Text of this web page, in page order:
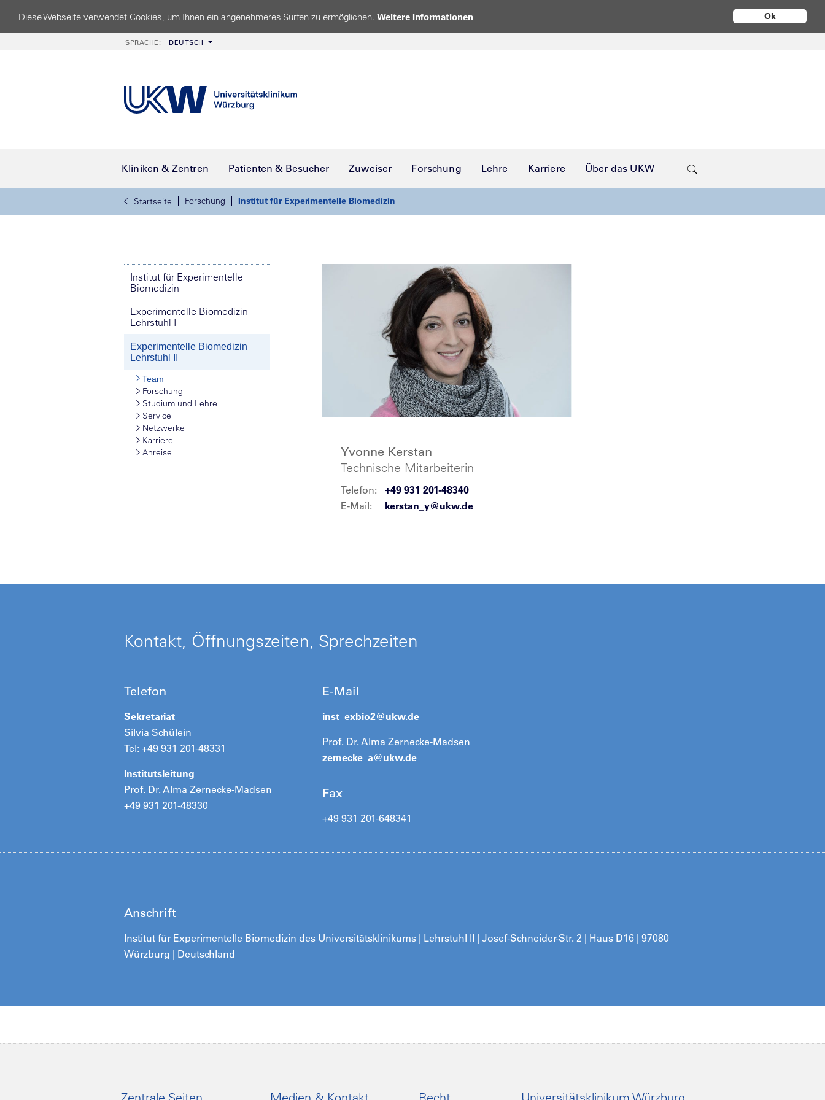
Ok
Diese Webseite verwendet Cookies, um Ihnen ein angenehmeres Surfen zu ermöglichen. Weitere Informationen
SPRACHE: DEUTSCH
Kliniken & Zentren Patienten & Besucher Zuweiser Forschung Lehre Karriere Über das UKW
Startseite Forschung Institut für Experimentelle Biomedizin
Institut für Experimentelle
Biomedizin
Experimentelle Biomedizin
Lehrstuhl I
Experimentelle Biomedizin
Lehrstuhl II
Team
Forschung
Studium und Lehre
Service
Netzwerke
Karriere
Anreise
Yvonne Kerstan
Technische Mitarbeiterin
Telefon:
+49 931 201-48340
E-Mail:
kerstan_y@ukw.de
Kontakt, Öffnungszeiten, Sprechzeiten
Telefon
Sekretariat
Silvia Schülein
Tel: +49 931 201-48331
Institutsleitung
Prof. Dr. Alma Zernecke-Madsen
+49 931 201-48330
E-Mail
inst_exbio2@ukw.de
Prof. Dr. Alma Zernecke-Madsen
zernecke_a@ukw.de
Fax
+49 931 201-648341
Anschrift
Institut für Experimentelle Biomedizin des Universitätsklinikums | Lehrstuhl II | Josef-Schneider-Str. 2 | Haus D16 | 97080
Würzburg | Deutschland